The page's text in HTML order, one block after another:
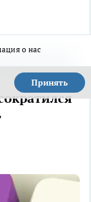
о нас
Принять